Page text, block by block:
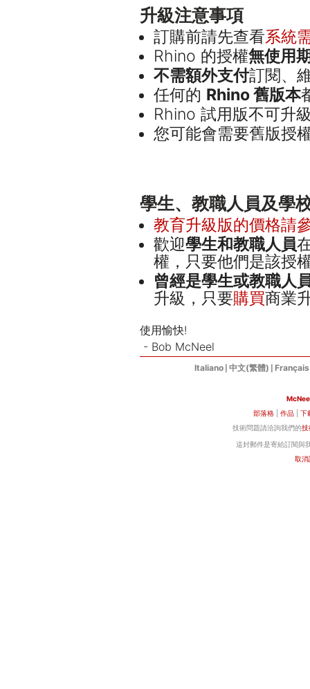
升級注意事項
訂購前請先查看系統
Rhino 的授權無使用
不需額外支付訂閱、
任何的 Rhino 舊版本
Rhino 試用版不可升
您可能會需要舊版授
學生、教職人員及學
教育升級版的價格請
歡迎學生和教職人員
權，只要他們是該授
曾經是學生或教職人
升級，只要購買商業
使用愉快!
- Bob McNeel
Italiano| 中文(繁體) Français
部落格| 作品| 下
技術問題請洽詢我們的技
這封郵件是寄給訂閱與
取消